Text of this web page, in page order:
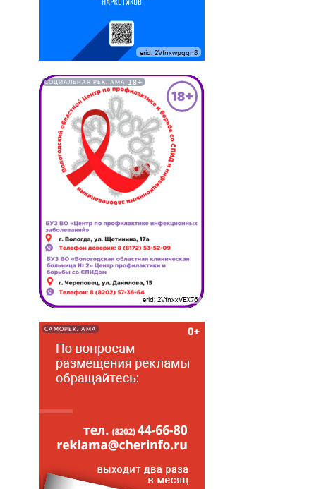
erid: 2Vfnxwpgqn8
СОЦИАЛЬНАЯ РЕКЛАМА 18+
erid: 2VfnxxVEX76
САМОРЕКЛАМА